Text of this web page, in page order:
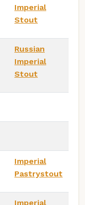
Imperial
Stout
Russian
Imperial
Stout
Imperial
Pastrystout
Imperial